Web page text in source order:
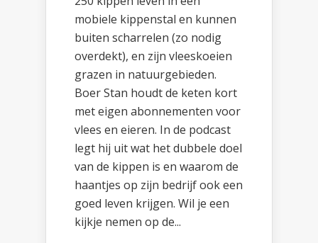
mobiele kippenstal en kunnen
buiten scharrelen (zo nodig
overdekt), en zijn vleeskoeien
grazen in natuurgebieden.
Boer Stan houdt de keten kort
met eigen abonnementen voor
vlees en eieren. In de podcast
legt hij uit wat het dubbele doel
van de kippen is en waarom de
haantjes op zijn bedrijf ook een
goed leven krijgen. Wil je een
kijkje nemen op de...